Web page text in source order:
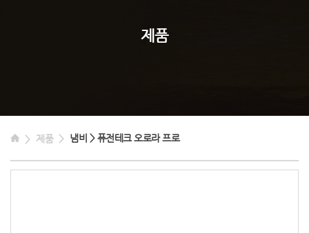
제품
제품 냄비 > 퓨전테크 오로라 프로